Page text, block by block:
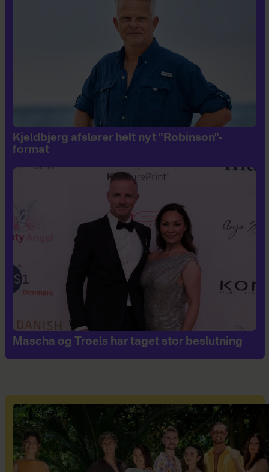
Kjeldbjerg afslører helt nyt "Robinson"-
format
Mascha og Troels har taget stor beslutning